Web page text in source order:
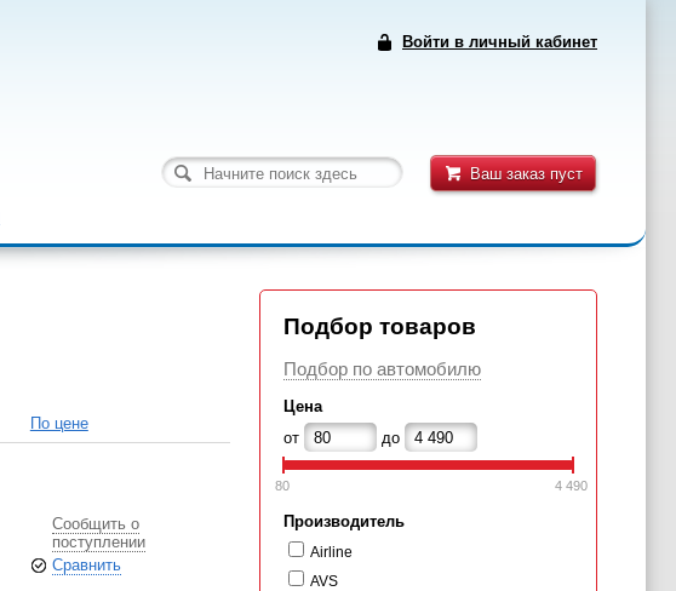
Войти в личный кабинет
Ваш заказ пуст
По цене
Сообщить о
поступлении
Сравнить
Подбор товаров
Подбор по автомобилю
Цена
от
до
80 4 490
Производитель
Airline
AVS